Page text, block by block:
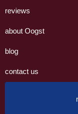
reviews
about Oogst
blog
contact us